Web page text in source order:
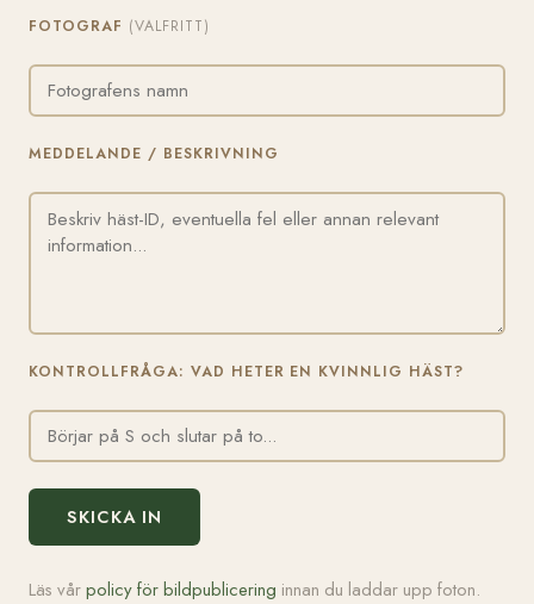
FOTOGRAF (VALFRITT)
MEDDELANDE / BESKRIVNING
KONTROLLFRÅGA: VAD HETER EN KVINNLIG HÄST?
SKICKA IN
Läs vårpolicy för bildpublicering innan du laddar upp foton.